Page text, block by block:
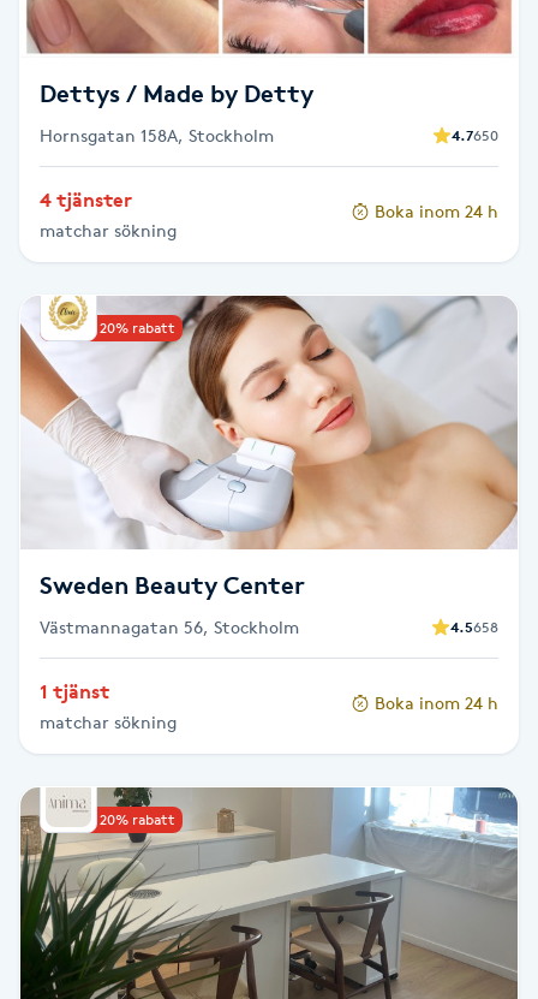
Face framing
Faceliftmassage
Fet hårbotten
Fettreducering
Fillers
Fotmassage
Fotsvamp
Fotvård
Fransar
Fransborttagning
Fransfärgning
Fransförlängning
Fransförlängning Megavolym
Fransförlängning Volym
Dettys / Made by Detty
Hornsgatan 158A, Stockholm 4.7650
4 tjänster
matchar sökning
Boka inom 24 h
Upp till 20% rabatt
Sweden Beauty Center
Västmannagatan 56, Stockholm 4.5658
1 tjänst
matchar sökning
Boka inom 24 h
Upp till 20% rabatt